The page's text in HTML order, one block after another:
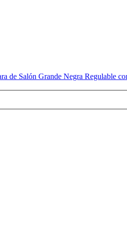
de Salón Grande Negra Regulable